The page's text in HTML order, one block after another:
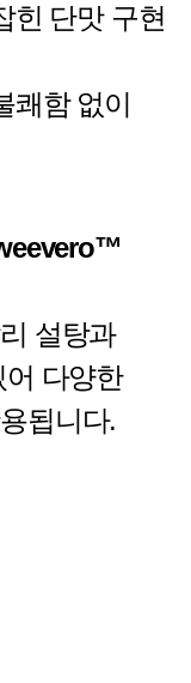
힌 단맛 구현
쾌함 없이
설탕과
다양한
됩니다.